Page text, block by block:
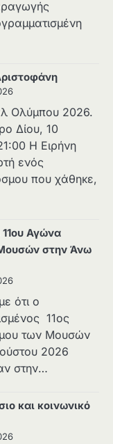
Ολύμπου 2026.
Δίου, 10
H Ειρήνη
ενός
που χάθηκε,
Αγώνα
στην Άνω
ότι ο
11ος
των Μουσών
2026
στην…
και κοινωνικό